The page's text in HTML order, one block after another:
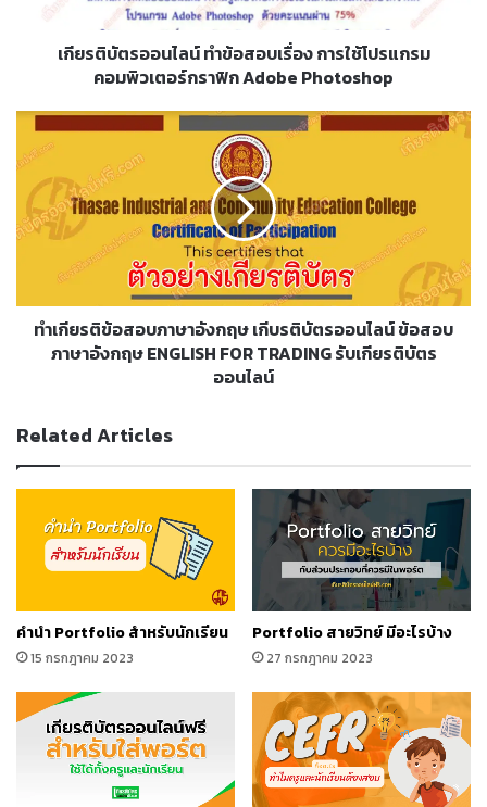
คอมพิวเตอร์
Photoshop
เกียรติบัตรออนไลน์ ทำข้อสอบเรื่อง การใช้โปรแกรม
คอมพิวเตอร์กราฟิก Adobe Photoshop
เกียรติ
ข้อสอบ
ภาษา
อังกฤษ
เกี
บัตร
ออนไลน์
ข้อสอบ
FOR
TRADING
รับ
ออนไลน์
ทำเกียรติข้อสอบภาษาอังกฤษ เกีบรติบัตรออนไลน์ ข้อสอบ
ภาษาอังกฤษ ENGLISH FOR TRADING รับเกียรติบัตร
ออนไลน์
Related Articles
คํานํา Portfolio สำหรับนักเรียน
15 กรกฎาคม 2023
Portfolio สายวิทย์ มีอะไรบ้าง
27 กรกฎาคม 2023